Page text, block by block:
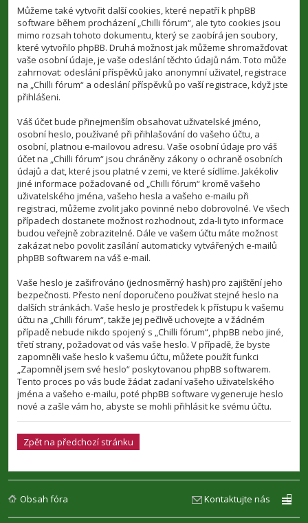
Můžeme také vytvořit další cookies, které nepatří k phpBB
software během procházení „Chilli fórum“, ale tyto cookies jsou
mimo rozsah tohoto dokumentu, který se zaobírá jen soubory,
které vytvořilo phpBB. Druhá možnost jak můžeme shromažďovat
vaše osobní údaje, je vaše odeslání těchto údajů nám. Toto může
zahrnovat: odeslání příspěvků jako anonymní uživatel, registrace
na „Chilli fórum“ a odeslání příspěvků po vaší registrace, když jste
přihlášeni.
Váš účet bude přinejmenším obsahovat uživatelské jméno,
osobní heslo, používané při přihlašování do vašeho účtu, a
osobní, platnou e-mailovou adresu. Vaše osobní údaje pro váš
účet na „Chilli fórum“ jsou chráněny zákony o ochraně osobních
údajů a dat, které jsou platné v zemi, ve které sídlíme. Jakékoliv
jiné informace požadované od „Chilli fórum“ kromě vašeho
uživatelského jména, vašeho hesla a vašeho e-mailu při
registraci, můžeme zvolit jako povinné nebo dobrovolné. Ve všech
případech dostanete možnost rozhodnout, zda-li tyto informace
budou veřejně zobrazitelné. Dále ve vašem účtu máte možnost
zakázat nebo povolit zasílání automaticky vytvářených e-mailů
phpBB softwarem na váš e-mail.
Vaše heslo je zašifrováno (jednosměrný hash) pro zajištění jeho
bezpečnosti. Přesto není doporučeno používat stejné heslo na
dalších stránkách. Vaše heslo je prostředek k přístupu k vašemu
účtu na „Chilli fórum“, takže jej pečlivě uchovejte a v žádném
případě nebude nikdo spojený s „Chilli fórum“, phpBB nebo jiné,
třetí strany, požadovat od vás vaše heslo. V případě, že byste
zapomněli vaše heslo k vašemu účtu, můžete použít funkci
„Zapomněl jsem své heslo“ poskytovanou phpBB softwarem.
Tento proces po vás bude žádat zadaní vašeho uživatelského
jména a vašeho e-mailu, poté phpBB software vygeneruje heslo
nové a zašle vám ho, abyste se mohli přihlásit ke svému účtu.
Zpět na předchozí stránku
Obsah fóra Kontaktujte nás